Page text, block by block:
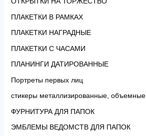
ПЛАКЕТКИ В РАМКАХ
ПЛАКЕТКИ НАГРАДНЫЕ
ПЛАКЕТКИ С ЧАСАМИ
ПЛАНИНГИ ДАТИРОВАННЫЕ
Портреты первых лиц
стикеры металлизированные, объемные
ФУРНИТУРА ДЛЯ ПАПОК
ЭМБЛЕМЫ ВЕДОМСТВ ДЛЯ ПАПОК